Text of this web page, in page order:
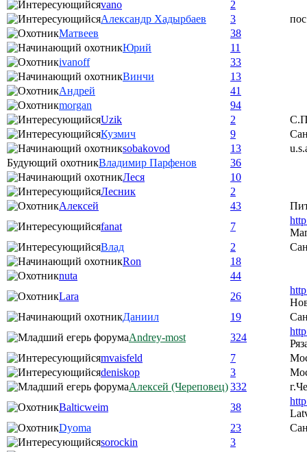
vano
2
Александр Хадырбаев
3
Матвеев
38
Юрий
11
ivanoff
33
Винчи
13
Андрей
41
morgan
94
Uzik
2
Кузмич
9
sobakovod
13
Будующий охотникВладимир Парфенов
36
Леся
10
Лесник
2
Алексей
43
fanat
7
Влад
2
Ron
18
nuta
44
Lara
26
Даниил
19
Andrey-most
324
mvaisfeld
7
deniskop
3
Алексей (Череповец)332
Balticweim
38
Dyoma
23
sorockin
3